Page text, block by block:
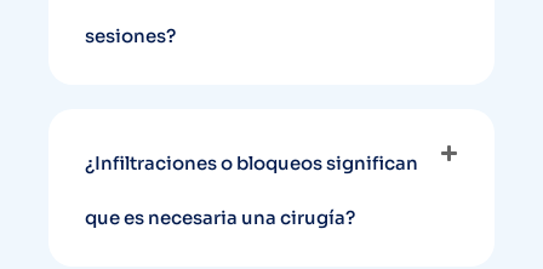
sesiones?
¿Infiltraciones o bloqueos significan
que es necesaria una cirugía?